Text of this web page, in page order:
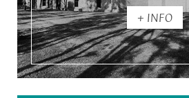
+ INFO